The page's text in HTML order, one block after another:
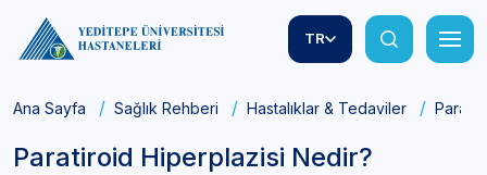
TR
Ana Sayfa Sağlık Rehberi Hastalıklar & Tedaviler
Paratiroid Hiperplazisi Nedir?